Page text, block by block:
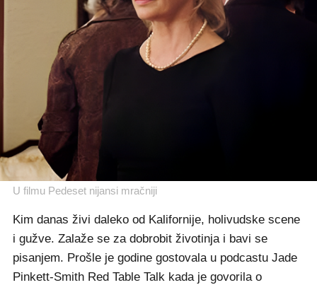
U filmu Pedeset nijansi mračniji
Kim danas živi daleko od Kalifornije, holivudske scene
i gužve. Zalaže se za dobrobit životinja i bavi se
pisanjem. Prošle je godine gostovala u podcastu Jade
Pinkett-Smith Red Table Talk kada je govorila o